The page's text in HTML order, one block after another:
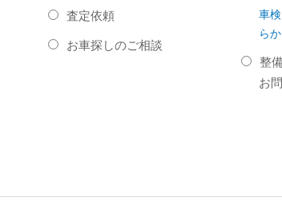
査定依頼
お車探しのご相談
車
ら
整
お